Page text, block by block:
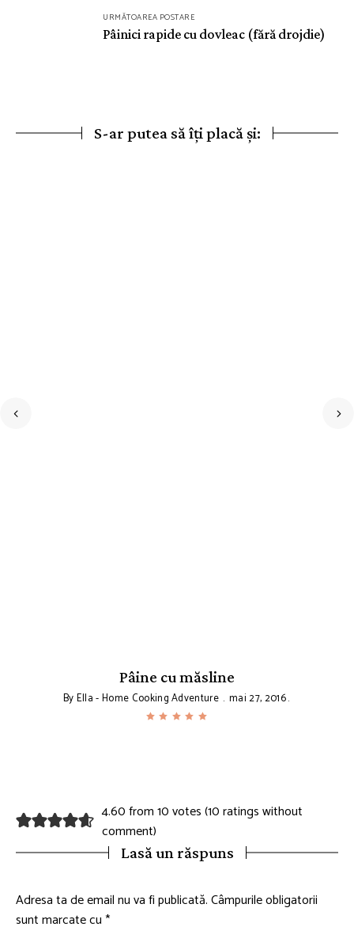
URMĂTOAREA POSTARE
Pâinici rapide cu dovleac (fără drojdie)
S-ar putea să îți placă și:
Pâine cu măsline
ByElla - Home Cooking Adventure mai 27, 2016
4.60 from 10 votes (10 ratings without
comment)
Lasă un răspuns
Adresa ta de email nu va fi publicată.Câmpurile obligatorii
sunt marcate cu*